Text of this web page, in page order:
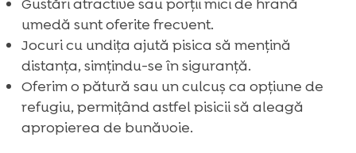
umedă sunt oferite frecvent.
Jocuri cu undița ajută pisica să mențină
distanța, simțindu-se în siguranță.
Oferim o pătură sau un culcuș ca opțiune de
refugiu, permițând astfel pisicii să aleagă
apropierea de bunăvoie.